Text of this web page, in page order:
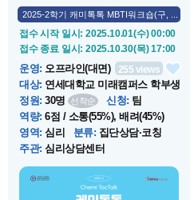
2025-2학기 캐미톡톡 MBTI워크숍(구, ...
접수 시작 일시 : 2025.10.01(수) 00:00
접수 종료 일시 : 2025.10.30(목) 17:00
운영: 오프라인(대면) 255 views
대상: 연세대학교 미래캠퍼스 학부생
정원: 30명 선착순 신청: 팀
역량: 6점 / 소통(55%), 배려(45%)
영역 : 심리 분류: 집단상담·코칭
주관: 심리상담센터
운영 시작 일시
: 2025.10.13(월) 09:00
: 2025.10.31(금) 16:00